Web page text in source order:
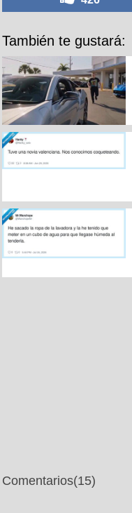
También te gustará:
Comentarios(15)